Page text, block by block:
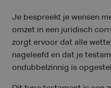
Je bespreekt je wensen
omzet in een juridisch
zorgt ervoor dat alle
nageleefd en dat je
ondubbelzinnig is